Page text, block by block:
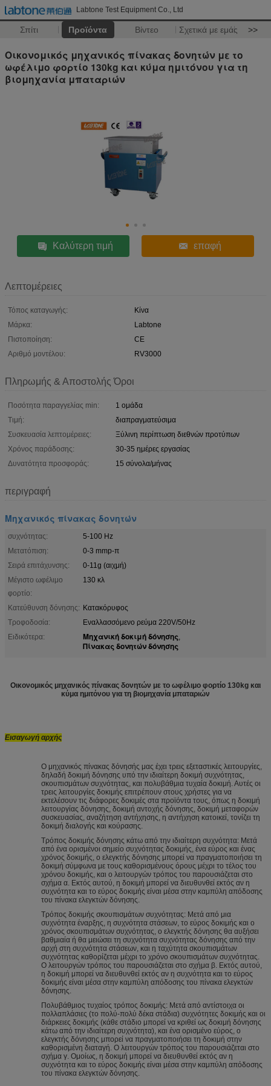
Labtone Test Equipment Co., Ltd
Σπίτι Προϊόντα Βίντεο Σχετικά με εμάς >>
Οικονομικός μηχανικός πίνακας δονητών με το
ωφέλιμο φορτίο 130kg και κύμα ημιτόνου για τη
βιομηχανία μπαταριών
Καλύτερη τιμή επαφή
Λεπτομέρειες
Τόπος καταγωγής:
Κίνα
Μάρκα:
Labtone
Πιστοποίηση:
CE
Αριθμό μοντέλου:
RV3000
Πληρωμής & Αποστολής Όροι
Ποσότητα παραγγελίας min:
1 ομάδα
Τιμή:
διαπραγματεύσιμα
Συσκευασία λεπτομέρειες:
Ξύλινη περίπτωση διεθνών προτύπων
Χρόνος παράδοσης:
30-35 ημέρες εργασίας
Δυνατότητα προσφοράς:
15 σύνολα/μήνας
περιγραφή
Μηχανικός πίνακας δονητών
συχνότητας:
5-100 Hz
Μετατόπιση:
0-3 mmp-π
Σειρά επιτάχυνσης:
0-11g (αιχμή)
Μέγιστο ωφέλιμο
φορτίο:
130 κλ
Κατεύθυνση δόνησης: Κατακόρυφος
Τροφοδοσία:
Εναλλασσόμενο ρεύμα 220V/50Hz
Ειδικότερα:
Μηχανική δοκιμή δόνησης,
Πίνακας δονητών δόνησης
Οικονομικός μηχανικός πίνακας δονητών με το ωφέλιμο φορτίο 130kg και
κύμα ημιτόνου για τη βιομηχανία μπαταριών
Εισαγωγή αρχής
Ο μηχανικός πίνακας δόνησής μας έχει τρεις εξεταστικές λειτουργίες,
δηλαδή δοκιμή δόνησης υπό την ιδιαίτερη δοκιμή συχνότητας,
σκουπισμάτων συχνότητας, και πολυβάθμια τυχαία δοκιμή. Αυτές οι
τρεις λειτουργίες δοκιμής επιτρέπουν στους χρήστες για να
εκτελέσουν τις διάφορες δοκιμές στα προϊόντα τους, όπως η δοκιμή
λειτουργίας δόνησης, δοκιμή αντοχής δόνησης, δοκιμή μεταφορών
συσκευασίας, αναζήτηση αντήχησης, η αντήχηση κατοικεί, τονίζει τη
δοκιμή διαλογής και κούρασης.
Τρόπος δοκιμής δόνησης κάτω από την ιδιαίτερη συχνότητα: Μετά
από ένα ορισμένοι σημείο συχνότητας δοκιμής, ένα εύρος και ένας
χρόνος δοκιμής, ο ελεγκτής δόνησης μπορεί να πραγματοποιήσει τη
δοκιμή σύμφωνα με τους καθορισμένους όρους μέχρι το τέλος του
χρόνου δοκιμής, και ο λειτουργών τρόπος του παρουσιάζεται στο
σχήμα α. Εκτός αυτού, η δοκιμή μπορεί να διευθυνθεί εκτός αν η
συχνότητα και το εύρος δοκιμής είναι μέσα στην καμπύλη απόδοσης
του πίνακα ελεγκτών δόνησης.
Τρόπος δοκιμής σκουπισμάτων συχνότητας: Μετά από μια
συχνότητα έναρξης, η συχνότητα στάσεων, το εύρος δοκιμής και ο
χρόνος σκουπισμάτων συχνότητας, ο ελεγκτής δόνησης θα αυξήσει
βαθμιαία ή θα μειώσει τη συχνότητα συχνότητας δόνησης από την
αρχή στη συχνότητα στάσεων, και η ταχύτητα σκουπισμάτων
συχνότητας καθορίζεται μέχρι το χρόνο σκουπισμάτων συχνότητας.
Ο λειτουργών τρόπος του παρουσιάζεται στο σχήμα β. Εκτός αυτού,
η δοκιμή μπορεί να διευθυνθεί εκτός αν η συχνότητα και το εύρος
δοκιμής είναι μέσα στην καμπύλη απόδοσης του πίνακα ελεγκτών
δόνησης.
Πολυβάθμιος τυχαίος τρόπος δοκιμής: Μετά από αντίστοιχα οι
πολλαπλάσιες (το πολύ-πολύ δέκα στάδια) συχνότητες δοκιμής και οι
διάρκειες δοκιμής (κάθε στάδιο μπορεί να κριθεί ως δοκιμή δόνησης
κάτω από την ιδιαίτερη συχνότητα), και ένα ορισμένο εύρος, ο
ελεγκτής δόνησης μπορεί να πραγματοποιήσει τη δοκιμή στην
καθορισμένη διαταγή. Ο λειτουργών τρόπος του παρουσιάζεται στο
σχήμα γ. Ομοίως, η δοκιμή μπορεί να διευθυνθεί εκτός αν η
συχνότητα και το εύρος δοκιμής είναι μέσα στην καμπύλη απόδοσης
του πίνακα ελεγκτών δόνησης.